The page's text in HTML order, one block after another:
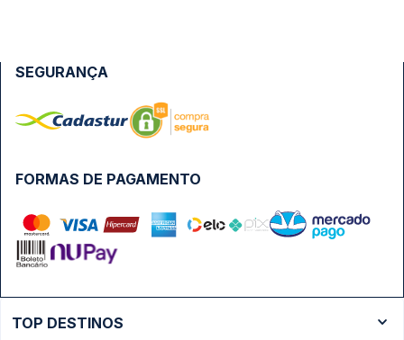
FORMAS DE PAGAMENTO
SEGURANÇA
TOP DESTINOS